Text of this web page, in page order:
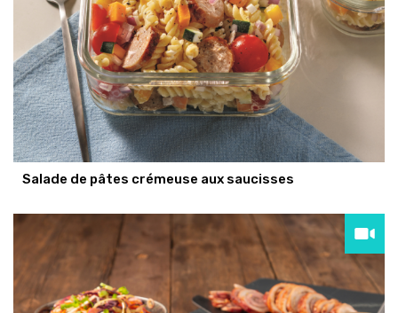
Salade de pâtes crémeuse aux saucisses